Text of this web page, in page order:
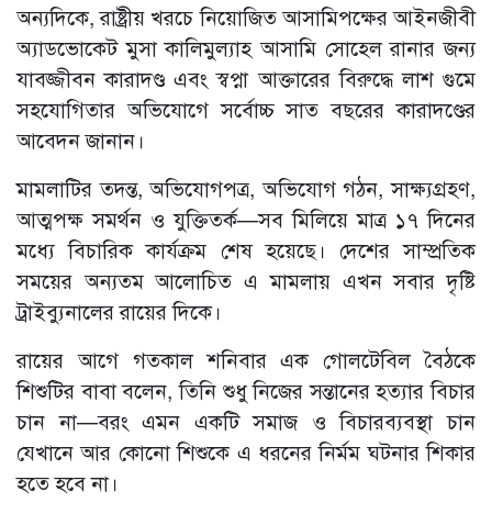
অন্যদিকে, রাষ্ট্রীয় খরচে নিয়োজিত আসামিপক্ষের আইনজীবী
অ্যাডভোকেট মুসা কালিমুল্যাহ আসামি সোহেল রানার জন্য
যাবজ্জীবন কারাদণ্ড এবং স্বপ্না আক্তারের বিরুদ্ধে লাশ গুমে
সহযোগিতার অভিযোগে সর্বোচ্চ সাত বছরের কারাদণ্ডের
আবেদন জানান।
মামলাটির তদন্ত, অভিযোগপত্র, অভিযোগ গঠন, সাক্ষ্যগ্রহণ,
আত্মপক্ষ সমর্থন ও যুক্তিতর্ক—সব মিলিয়ে মাত্র ১৭ দিনের
মধ্যে বিচারিক কার্যক্রম শেষ হয়েছে। দেশের সাম্প্রতিক
সময়ের অন্যতম আলোচিত এ মামলায় এখন সবার দৃষ্টি
ট্রাইব্যুনালের রায়ের দিকে।
রায়ের আগে গতকাল শনিবার এক গোলটেবিল বৈঠকে
শিশুটির বাবা বলেন, তিনি শুধু নিজের সন্তানের হত্যার বিচার
চান না—বরং এমন একটি সমাজ ও বিচারব্যবস্থা চান
যেখানে আর কোনো শিশুকে এ ধরনের নির্মম ঘটনার শিকার
হতে হবে না।